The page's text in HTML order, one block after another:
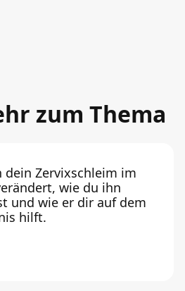
zum Thema
dein Zervixschleim im
wie du ihn
und wie er dir auf dem
hilft.